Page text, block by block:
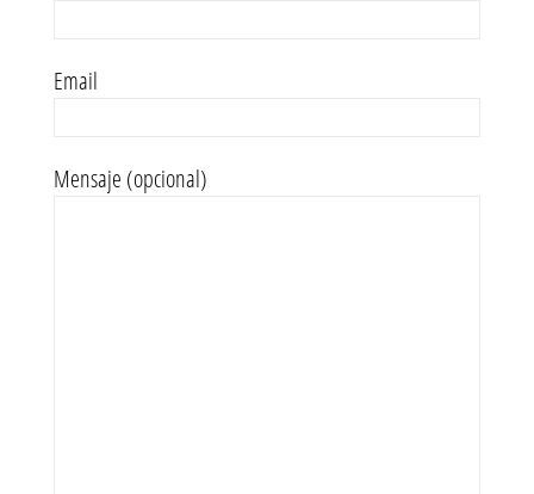
Email
Mensaje (opcional)